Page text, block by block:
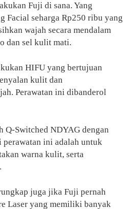
Fuji di sana. Yang
Facial seharga Rp250 ribu yang
wajah secara mendalam
dan sel kulit mati.
HIFU yang bertujuan
kulit dan
Perawatan ini dibanderol
Q-Switched NDYAG dengan
perawatan ini adalah untuk
warna kulit, serta
juga jika Fuji pernah
Laser yang memiliki banyak